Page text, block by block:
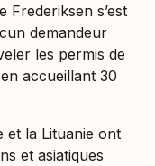
Frederiksen s’est
demandeur
les permis de
accueillant 30
et la Lituanie ont
et asiatiques